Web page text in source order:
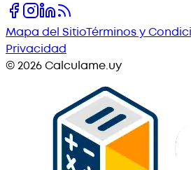
Mapa del SitioTérminos y
Privacidad
©2026Calculame.uy